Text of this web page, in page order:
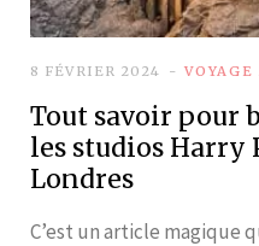
VOYAGE
8 FÉVRIER 2024
Tout savoir pour
les studios Harry
Londres
C’est un article magique